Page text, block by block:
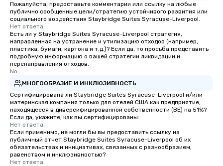
Пожалуйста, предоставьте комментарии или ссылку на любые
публично сообщенные цели/стратегию устойчивого развития или
социального воздействия Staybridge Suites Syracuse-Liverpool.
Нет ответа.
Есть ли у Staybridge Suites Syracuse-Liverpool стратегия,
направленная на устранение и утилизацию отходов (например,
пластика, бумаги, картона и т.д.)? Если да, то просьба представить
подробную информацию о вашей стратегии ликвидации и
перенаправления отходов.
No
МНОГООБРАЗИЕ И ИНКЛЮЗИВНОСТЬ
Сертифицирована ли Staybridge Suites Syracuse-Liverpool и/или
материнская компания только для отелей США как предприятие,
находящееся в диверсифицированной собственности (BE) на 51%?
Если да, укажите, как вы сертифицированы:
Нет ответа.
Если применимо, не могли бы вы предоставить ссылку на
публичный отчет Staybridge Suites Syracuse-Liverpool об их
обязательствах и инициативах, связанных с разнообразием,
равенством и инклюзивностью?
Нет ответа.